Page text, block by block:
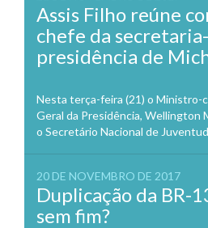
Assis Filho reúne
chefe da
presidência de
Nesta terça-feira (21) o Ministro-
Geral da Presidência, Wellington
o Secretário Nacional de
20 DE NOVEMBRO DE 2017
Duplicação da BR-
sem fim?